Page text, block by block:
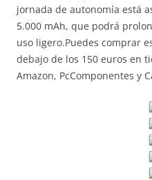
jornada de autonomía está
5.000 mAh, que podrá
uso ligero.Puedes comprar
debajo de los 150 euros en
Amazon, PcComponentes y